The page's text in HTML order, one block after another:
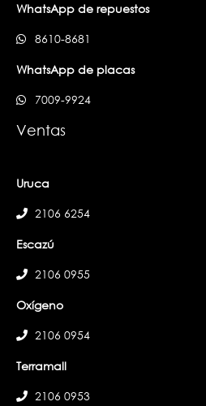
WhatsApp de repuestos
8610-8681
WhatsApp de placas
7009-9924
Ventas
Uruca
2106 6254
Escazú
2106 0955
Oxígeno
2106 0954
Terramall
2106 0953